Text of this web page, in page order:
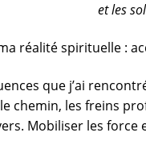
et les
réalité spirituelle :
que j’ai
chemin, les freins
Mobiliser les force